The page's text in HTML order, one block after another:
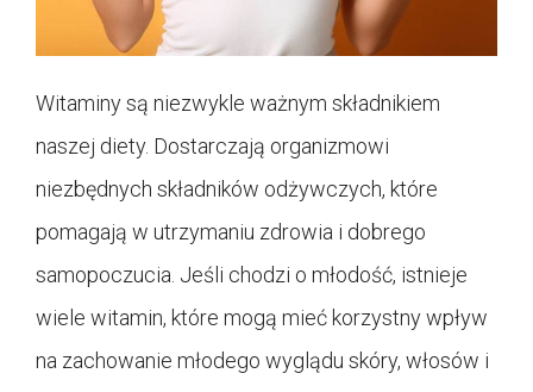
Witaminy są niezwykle ważnym składnikiem
naszej diety. Dostarczają organizmowi
niezbędnych składników odżywczych, które
pomagają w utrzymaniu zdrowia i dobrego
samopoczucia. Jeśli chodzi o młodość, istnieje
wiele witamin, które mogą mieć korzystny wpływ
na zachowanie młodego wyglądu skóry, włosów i